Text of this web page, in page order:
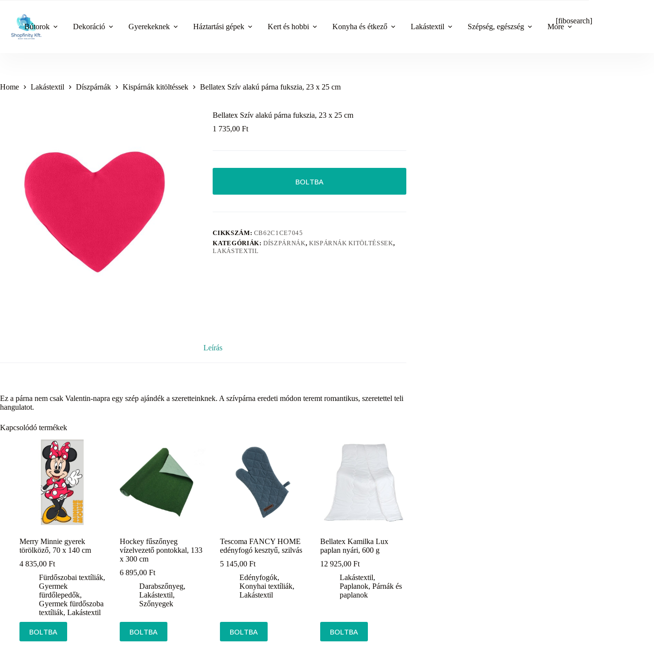
content
Bútorok Dekoráció Gyerekeknek Háztartási gépek Kert és hobbi Konyha és étkező Lakástextil Szépség, egészség More
[fibosearch]
Home Lakástextil Díszpárnák Kispárnák kitöltéssek Bellatex Szív alakú párna fukszia, 23 x 25 cm
Bellatex Szív alakú párna fukszia, 23 x 25 cm
1 735,00Ft
BOLTBA
CIKKSZÁM: CB62C1CE7045
KATEGÓRIÁK:DÍSZPÁRNÁK, KISPÁRNÁK KITÖLTÉSSEK,
LAKÁSTEXTIL
Leírás
Ez a párna nem csak Valentin-napra egy szép ajándék a szeretteinknek. A szívpárna eredeti módon teremt romantikus, szeretettel teli
hangulatot.
Kapcsolódó termékek
Merry Minnie gyerek
törölköző, 70 x 140 cm
4 835,00 Ft
Fürdőszobai textíliák,
Gyermek
fürdőlepedők,
Gyermek fürdőszoba
textíliák, Lakástextil
BOLTBA
Hockey fűszőnyeg
vízelvezető pontokkal, 133
x 300 cm
6 895,00Ft
Darabszőnyeg,
Lakástextil,
Szőnyegek
BOLTBA
Tescoma FANCY HOME
edényfogó kesztyű, szilvás
5 145,00Ft
Edényfogók,
Konyhai textíliák,
Lakástextil
BOLTBA
Bellatex Kamilka Lux
paplan nyári, 600 g
12 925,00Ft
Lakástextil,
Paplanok,Párnák és
paplanok
BOLTBA